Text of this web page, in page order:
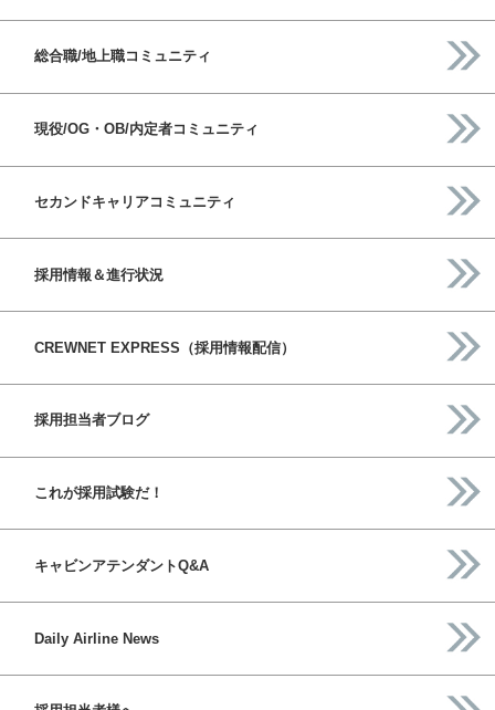
総合職/地上職コミュニティ
現役/OG・OB/内定者コミュニティ
セカンドキャリアコミュニティ
採用情報＆進行状況
CREWNET EXPRESS（採用情報配信）
採用担当者ブログ
これが採用試験だ！
キャビンアテンダントQ&A
Daily Airline News